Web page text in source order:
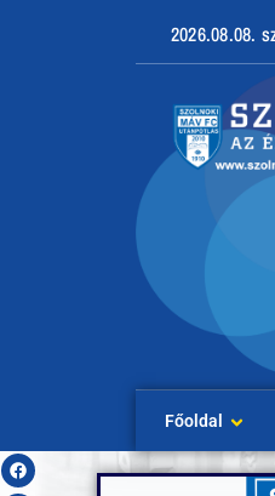
2026.08.08.
Főoldal